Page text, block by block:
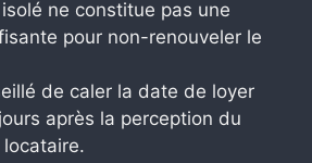
ne constitue pas une
pour non-renouveler le
de caler la date de loyer
après la perception du